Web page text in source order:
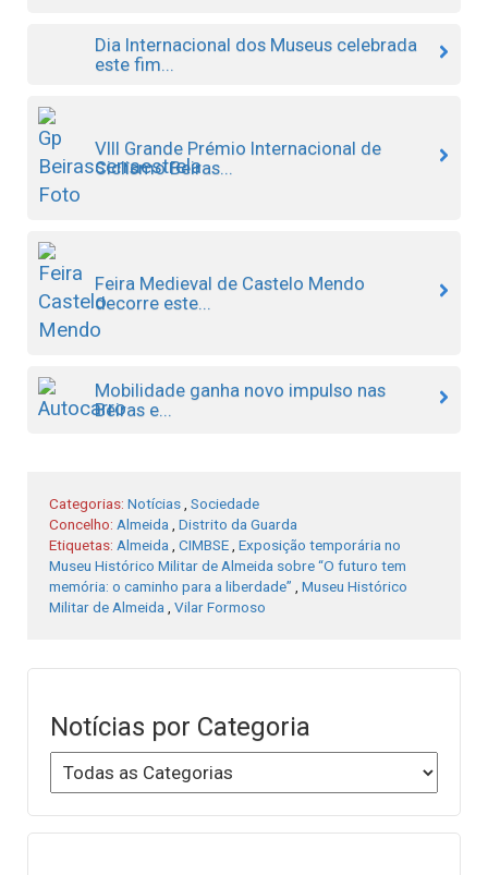
Dia Internacional dos Museus celebrada
este fim...
VIII Grande Prémio Internacional de
Ciclismo Beiras...
Feira Medieval de Castelo Mendo
decorre este...
Mobilidade ganha novo impulso nas
Beiras e...
Categorias: Notícias, Sociedade
Concelho: Almeida, Distrito da Guarda
Etiquetas: Almeida, CIMBSE, Exposição temporária no
Museu Histórico Militar de Almeida sobre “O futuro tem
memória: o caminho para a liberdade” , Museu Histórico
Militar de Almeida, Vilar Formoso
Notícias por Categoria